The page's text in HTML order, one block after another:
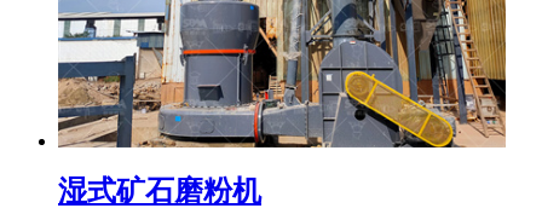
湿式矿石磨粉机